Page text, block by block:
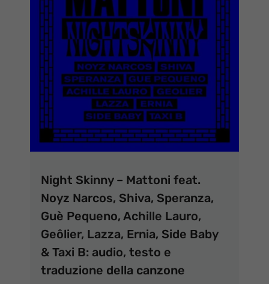
Night Skinny – Mattoni feat.
Noyz Narcos, Shiva, Speranza,
Guè Pequeno, Achille Lauro,
Geôlier, Lazza, Ernia, Side Baby
& Taxi B: audio, testo e
traduzione della canzone